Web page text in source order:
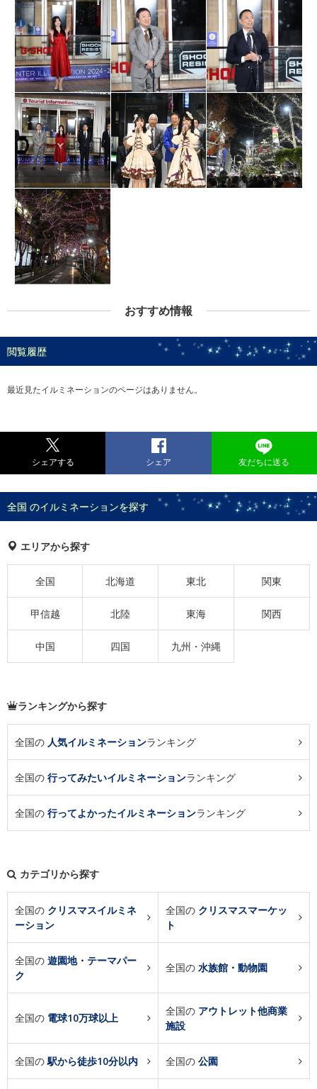
おすすめ情報
閲覧履歴
最近見たイルミネーションのページはありません。
シェアする シェア 友だちに送る
全国 のイルミネーションを探す
エリアから探す
全国 北海道 東北 関東
甲信越 北陸 東海 関西
中国 四国 九州・沖縄
ランキングから探す
全国の 人気イルミネーションランキング
全国の 行ってみたいイルミネーションランキング
全国の 行ってよかったイルミネーションランキング
カテゴリから探す
全国の クリスマスイルミネ
ーション
全国の クリスマスマーケッ
ト
全国の 遊園地・テーマパー
ク
全国の 水族館・動物園
全国の 電球10万球以上
全国の アウトレット他商業
施設
全国の駅から徒歩10分以内 全国の 公園